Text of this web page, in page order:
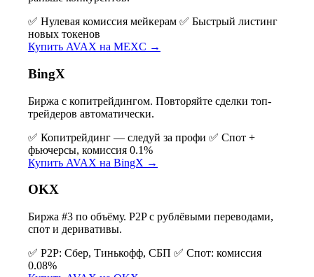
✅ Нулевая комиссия мейкерам ✅ Быстрый листинг
новых токенов
Купить AVAX на MEXC →
BingX
Биржа с копитрейдингом. Повторяйте сделки топ-
трейдеров автоматически.
✅ Копитрейдинг — следуй за профи ✅ Спот +
фьючерсы, комиссия 0.1%
Купить AVAX на BingX →
OKX
Биржа #3 по объёму. P2P с рублёвыми переводами,
спот и деривативы.
✅ P2P: Сбер, Тинькофф, СБП ✅ Спот: комиссия
0.08%